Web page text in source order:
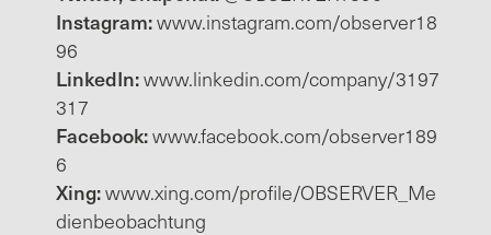
Instagram:www.instagram.com/observer18
96
LinkedIn:www.linkedin.com/company/3197
317
Facebook:www.facebook.com/observer189
6
Xing:www.xing.com/profile/OBSERVER_Me
dienbeobachtung